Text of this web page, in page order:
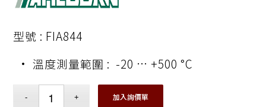
型號 : FIA844
• 溫度測量範圍 : -20 … +500 °C
加入詢價單